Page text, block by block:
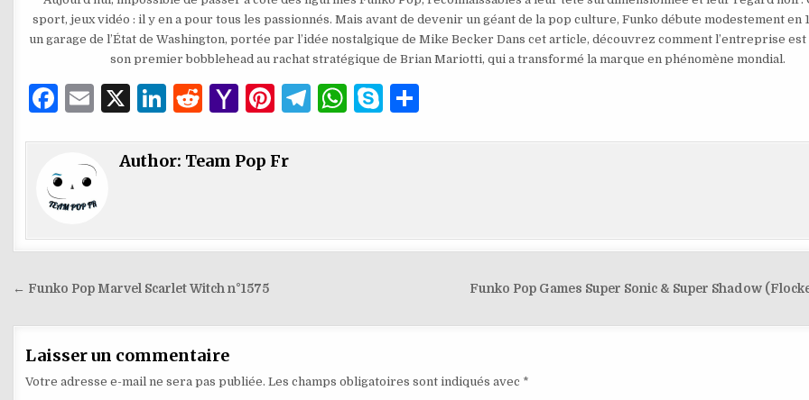
sport, jeux vidéo : il y en a pour tous les passionnés. Mais avant de devenir un géant de la pop culture, Funko débute modestement en
un garage de l’État de Washington, portée par l’idée nostalgique de Mike Becker Dans cet article, découvrez comment l’entreprise est
son premier bobblehead au rachat stratégique de Brian Mariotti, qui a transformé la marque en phénomène mondial.
F
e
b
o
k
E
l
X
Li
k
n
R
d
Y
h
M
l
Pi
te
T
m
W
p
S
Author: Team Pop Fr
Navigation
l’article
Funko Pop Games Super Sonic & Super Shadow
← Funko Pop Marvel Scarlet Witch n°1575
Laisser un commentaire
Votre adresse e-mail ne sera pas publiée. Les champs obligatoires sont indiqués avec *